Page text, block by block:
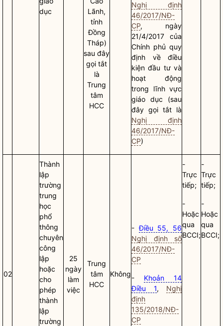
dục
Lãnh,
tỉnh
Đồng
Tháp)
sau đây
gọi tắt
là
Trung
tâm
HCC
Nghị định
46/2017/NĐ-
CP, ngày
21/4/2017 của
Chính phủ quy
định về điều
kiện đầu tư và
hoạt động
trong lĩnh vực
giáo dục (sau
đây gọi tắt là
Nghị định
46/2017/NĐ-
CP)
02
Thành
lập
trường
trung
học
phổ
thông
chuyên
công
lập
hoặc
cho
phép
thành
lập
trường
25
ngày
làm
việc
Trung
tâm
HCC
Không
-Điều 55, 56
Nghị định số
46/2017/NĐ-
CP
- Khoản 14
Điều 1, Nghị
định
135/2018/NĐ-
CP
-
Trực
tiếp;
-
Hoặc
qua
BCCI;
-
Trực
tiếp;
-
Hoặc
qua
BCCI;